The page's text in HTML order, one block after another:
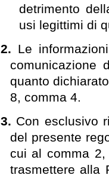
detrimento
usi legittimi di
2. Le
comunicazione
quanto
8, comma 4.
3. Con esclusivo
del presente
cui al comma 2,
trasmettere alla